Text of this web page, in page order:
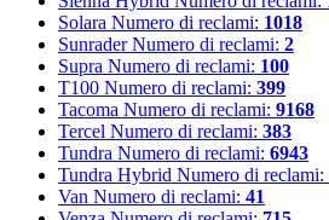
Solara Numero di reclami: 1018
Sunrader Numero di reclami: 2
Supra Numero di reclami: 100
T100 Numero di reclami: 399
Tacoma Numero di reclami: 9168
Tercel Numero di reclami: 383
Tundra Numero di reclami: 6943
Tundra Hybrid Numero di reclami:
Van Numero di reclami: 41